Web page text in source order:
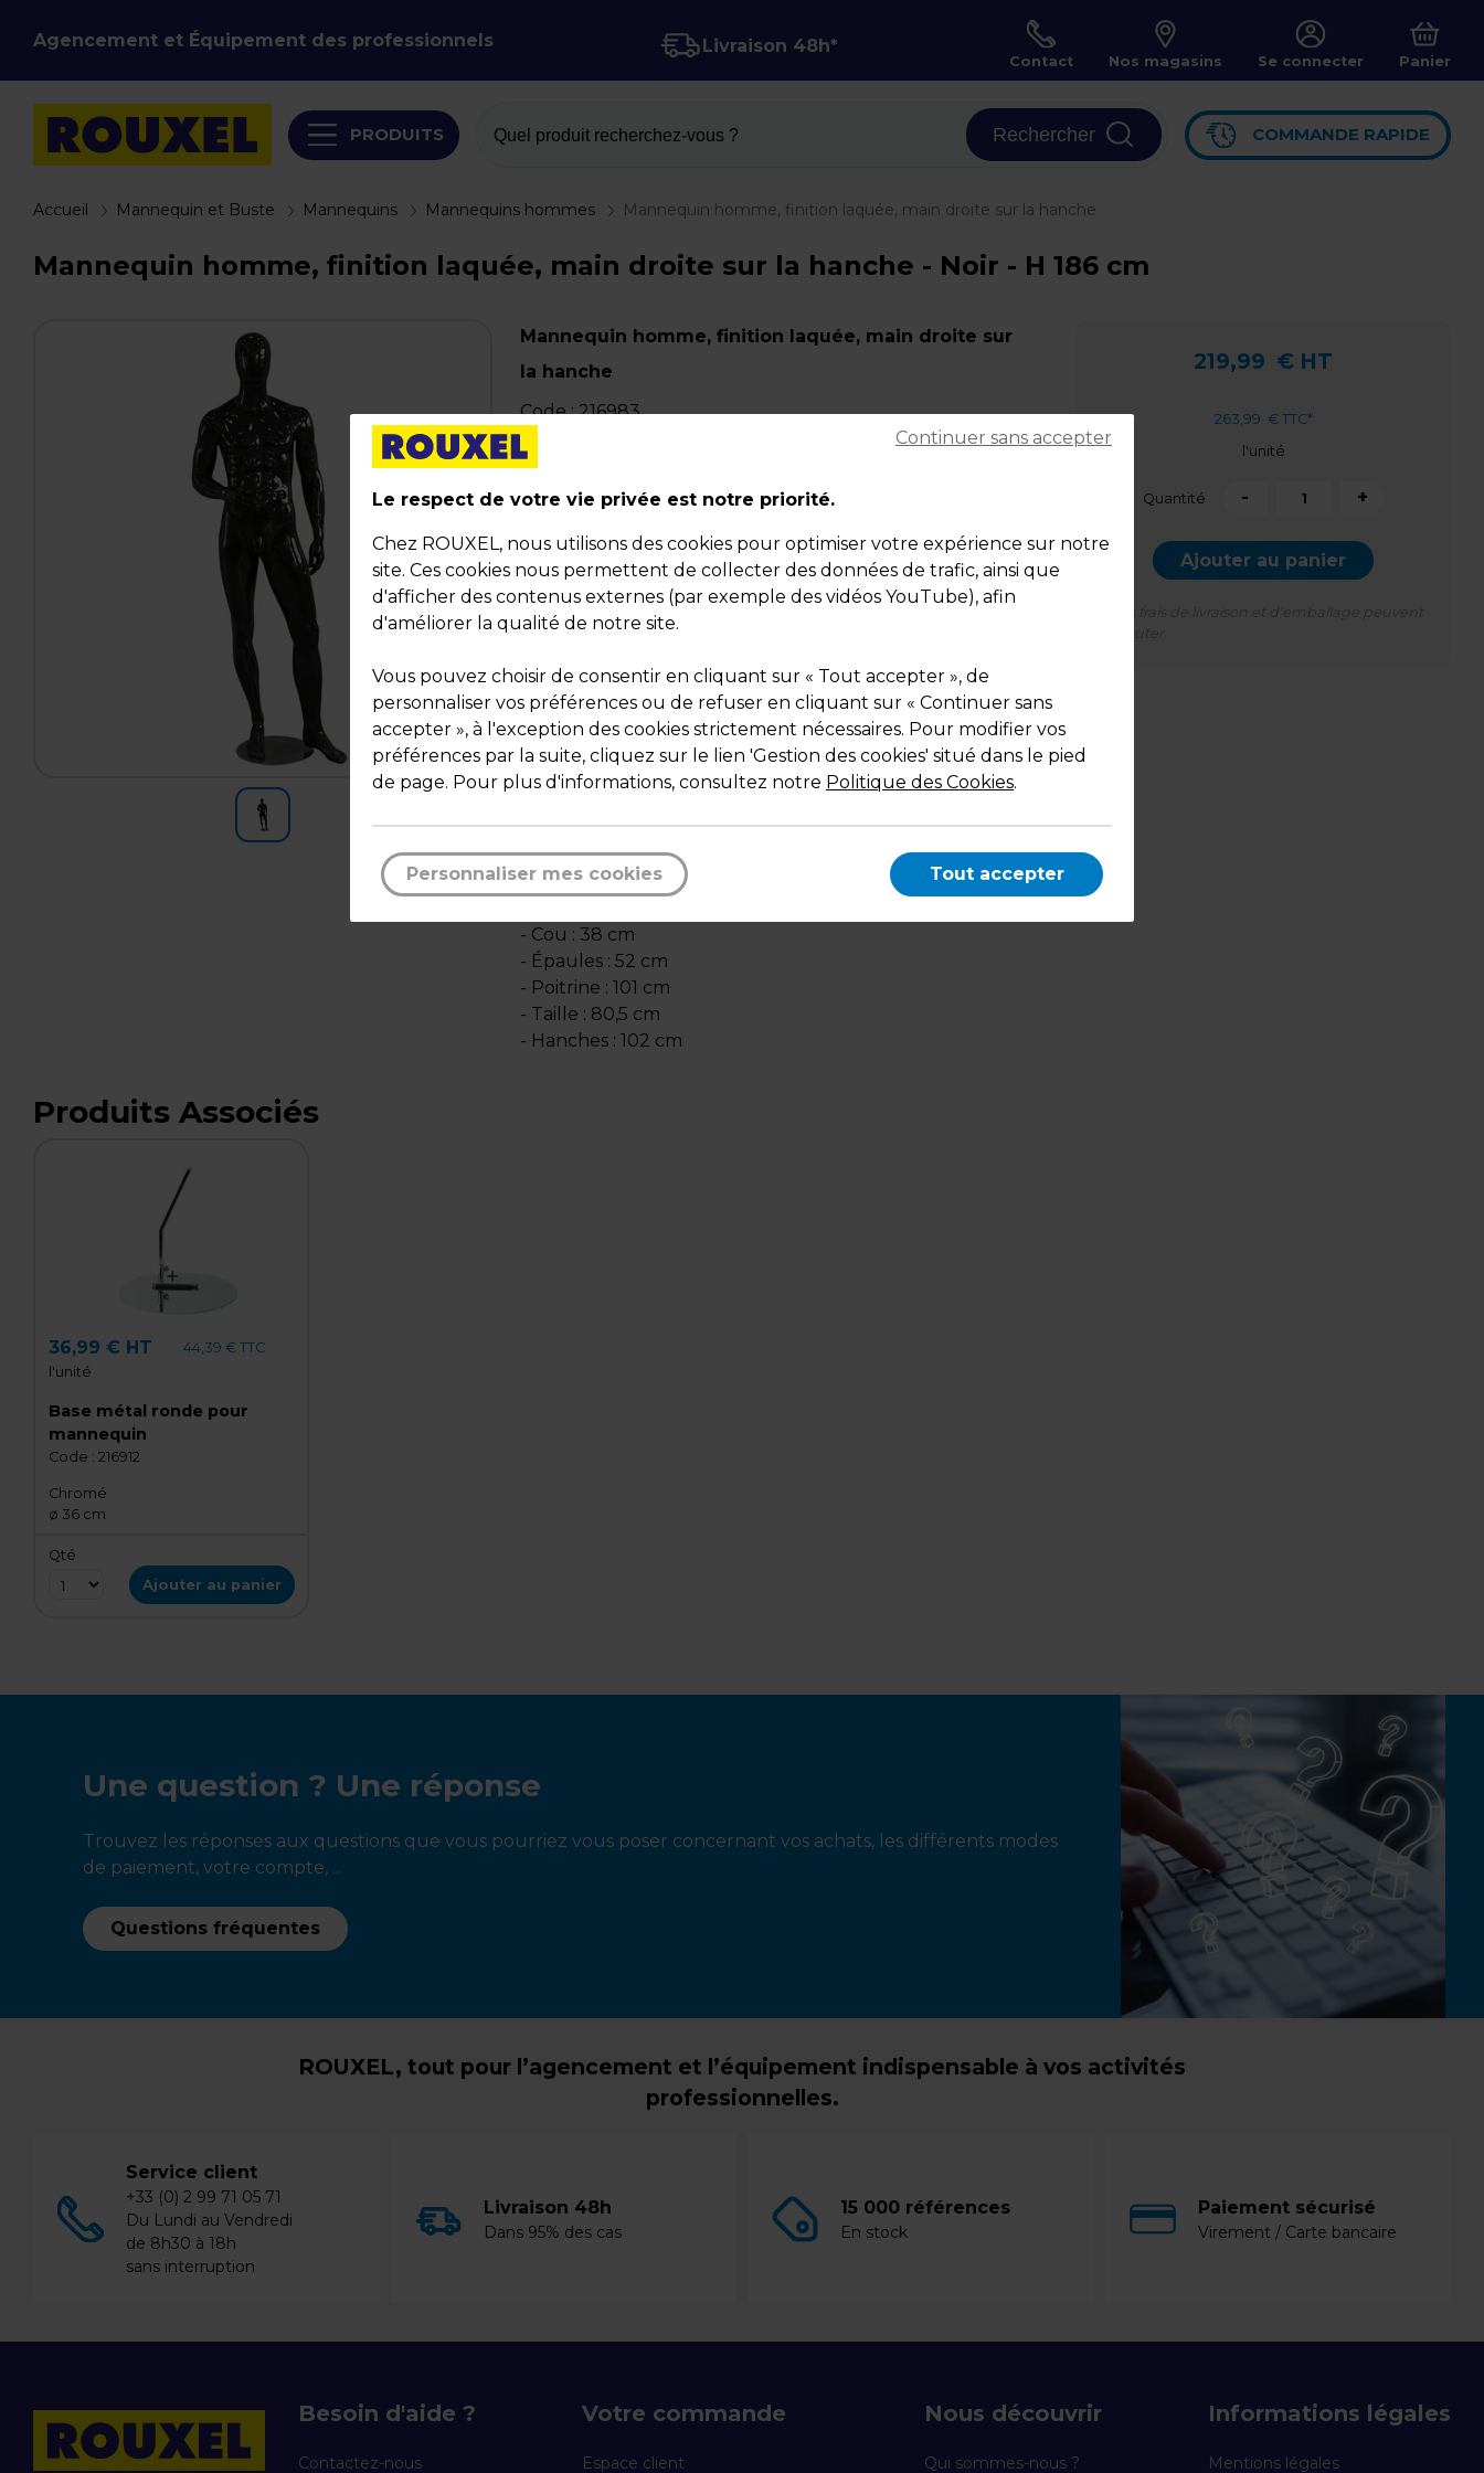
Agencement et Équipement des professionnels Livraison 48h*
Contact Nos magasins Se connecter Panier
PRODUITS Quel produit recherchez-vous ? Rechercher COMMANDE RAPIDE
Accueil Mannequin et Buste Mannequins Mannequins hommes Mannequin homme, finition laquée, main droite sur la hanche
Mannequin homme, finition laquée, main droite sur la hanche - Noir - H 186 cm
Mannequin homme, finition laquée, main droite sur
la hanche
Code :216983
Couleur : Noir
Matière : Fibre de verre
Dimensions : H 186 cm
219,99 € HT
263,99 € TTC*
l'unité
Quantité - +
Ajouter au panier
Description
Tendance minimaliste, lignes épurées.
Cette gamme placera vos vitrines au top de la mode.
Base ronde en métal avec fixation au mollet et sous le
pied.
- Cou : 38 cm
- Épaules : 52 cm
- Poitrine : 101 cm
- Taille : 80,5 cm
- Hanches : 102 cm
Produits Associés
36,99 € HT
44,39 € TTC
l'unité
Base métal ronde pour
mannequin
Code : 216912
Chromé
ø 36 cm
Qté
Ajouter au panier
Une question ? Une réponse
Trouvez les réponses aux questions que vous pourriez vous poser concernant vos achats, les différents modes
de paiement, votre compte, ...
Questions fréquentes
ROUXEL, tout pour l’agencement et l’équipement indispensable à vos activités
professionnelles.
Service client
+33 (0) 2 99 71 05 71
Du Lundi au Vendredi
de 8h30 à 18h
sans interruption
Livraison 48h
Dans 95% des cas
15 000 références
En stock
Paiement sécurisé
Virement / Carte bancaire
Besoin d'aide ?
Contactez-nous
Votre commande
Espace client
Nous découvrir
Qui sommes-nous ?
Informations légales
Mentions légales
Le respect de votre vie privée est notre priorité.
Chez ROUXEL, nous utilisons des cookies pour optimiser votre expérience sur notre
site. Ces cookies nous permettent de collecter des données de trafic, ainsi que
d'afficher des contenus externes (par exemple des vidéos YouTube), afin
d'améliorer la qualité de notre site.
Vous pouvez choisir de consentir en cliquant sur « Tout accepter », de
personnaliser vos préférences ou de refuser en cliquant sur « Continuer sans
accepter », à l'exception des cookies strictement nécessaires. Pour modifier vos
préférences par la suite, cliquez sur le lien 'Gestion des cookies' situé dans le pied
de page. Pour plus d'informations, consultez notre Politique des Cookies.
Continuer sans accepter
Personnaliser mes cookies Tout accepter